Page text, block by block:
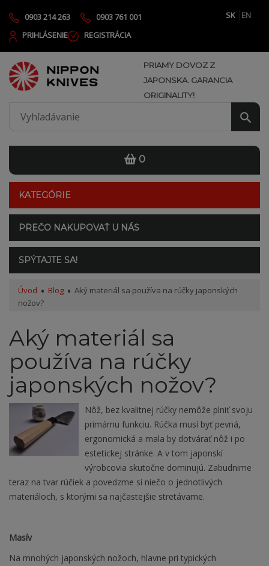
0903 214 263 0903 761 001 SK
EN
PRIHLÁSENIE
REGISTRÁCIA
PRIAMY DOVOZ Z
JAPONSKA. GARANCIA
ORIGINALITY!
0
KATEGÓRIE
PREČO NAKUPOVAŤ U NÁS
SPÝTAJTE SA!
Úvod Blog
Aký materiál sa používa na rúčky japonských
nožov?
Aký materiál sa
používa na rúčky
japonských nožov?
Nôž, bez kvalitnej rúčky nemôže plniť svoju
primárnu funkciu. Rúčka musí byť pevná,
ergonomická a mala by dotvárať nôž i po
estetickej stránke. A v tom japonskí
výrobcovia skutočne dominujú. Zabudnime
teraz na tvar rúčiek a povedzme si niečo o jednotlivých
materiáloch, s ktorými sa najčastejšie stretávame.
Masív
Na mnohých japonských nožoch, hlavne pri typických